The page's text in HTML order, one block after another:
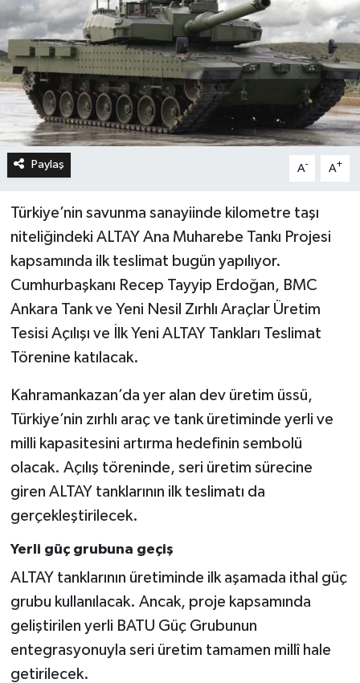
Paylaş A- A+
Türkiye’nin savunma sanayiinde kilometre taşı
niteliğindeki ALTAY Ana Muharebe Tankı Projesi
kapsamında ilk teslimat bugün yapılıyor.
Cumhurbaşkanı Recep Tayyip Erdoğan, BMC
Ankara Tank ve Yeni Nesil Zırhlı Araçlar Üretim
Tesisi Açılışı ve İlk Yeni ALTAY Tankları Teslimat
Törenine katılacak.
Kahramankazan’da yer alan dev üretim üssü,
Türkiye’nin zırhlı araç ve tank üretiminde yerli ve
milli kapasitesini artırma hedefinin sembolü
olacak. Açılış töreninde, seri üretim sürecine
giren ALTAY tanklarının ilk teslimatı da
gerçekleştirilecek.
Yerli güç grubuna geçiş
ALTAY tanklarının üretiminde ilk aşamada ithal güç
grubu kullanılacak. Ancak, proje kapsamında
geliştirilen yerli BATU Güç Grubunun
entegrasyonuyla seri üretim tamamen millî hale
getirilecek.